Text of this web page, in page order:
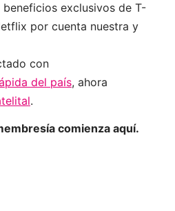
beneficios exclusivos de T-
por cuenta nuestra y
con
del país, ahora
.
comienza aquí.